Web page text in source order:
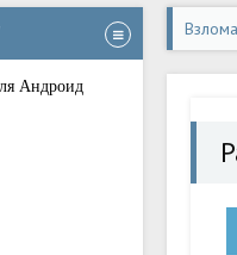
Андроид